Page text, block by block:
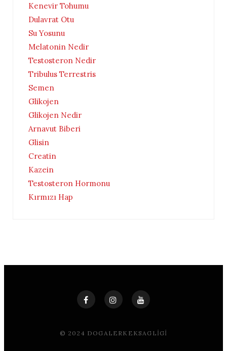
Kenevir Tohumu
Dulavrat Otu
Su Yosunu
Melatonin Nedir
Testosteron Nedir
Tribulus Terrestris
Semen
Glikojen
Glikojen Nedir
Arnavut Biberi
Glisin
Creatin
Kazein
Testosteron Hormonu
Kırmızı Hap
© 2024 DOGALERKEKSAGLIGI